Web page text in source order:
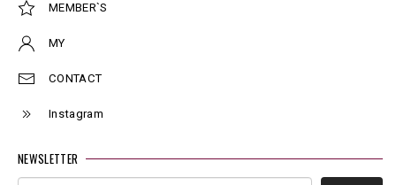
MEMBER`S
MY
CONTACT
Instagram
NEWSLETTER